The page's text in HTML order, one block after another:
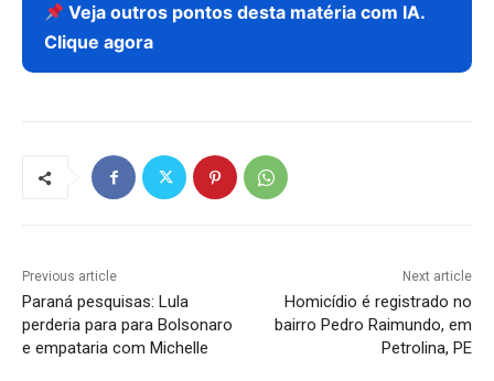
Veja outros pontos desta matéria com IA.
Clique agora
Previous article
Paraná pesquisas: Lula
perderia para para Bolsonaro
e empataria com Michelle
Next article
Homicídio é registrado no
bairro Pedro Raimundo, em
Petrolina, PE